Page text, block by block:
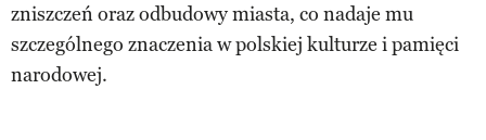
zniszczeń oraz odbudowy miasta, co nadaje mu
szczególnego znaczenia w polskiej kulturze i pamięci
narodowej.